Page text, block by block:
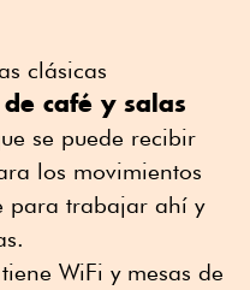
clásicas
café y salas
se puede recibir
los movimientos
para trabajar ahí y
WiFi y mesas de